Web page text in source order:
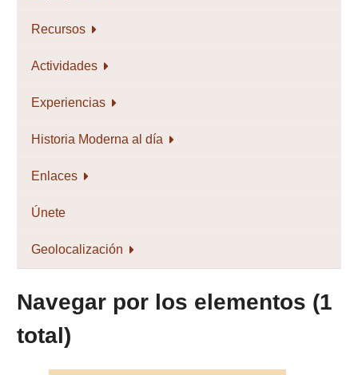
Recursos
Actividades
Experiencias
Historia Moderna al día
Enlaces
Únete
Geolocalización
Navegar por los elementos (1
total)